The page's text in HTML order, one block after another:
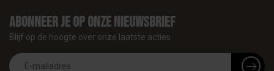
Abonneer je op onze nieuwsbrief
Blijf op de hoogte over onze laatste acties